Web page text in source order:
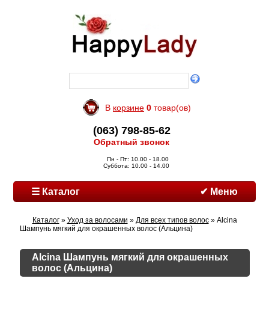
В корзине 0 товар(ов)
(063) 798-85-62
Обратный звонок
Пн - Пт: 10.00 - 18.00
Суббота: 10.00 - 14.00
☰ Каталог ✔ Меню
Каталог» Уход за волосами » Для всех типов волос» Alcina
Шампунь мягкий для окрашенных волос (Альцина)
Alcina Шампунь мягкий для окрашенных
волос (Альцина)